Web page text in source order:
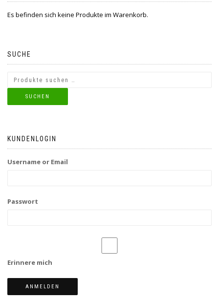
Es befinden sich keine Produkte im Warenkorb.
SUCHE
SUCHEN
KUNDENLOGIN
Username or Email
Passwort
Erinnere mich